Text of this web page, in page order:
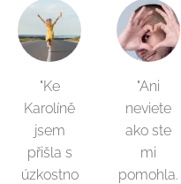
"Ke
Karolíně
jsem
přišla s
úzkostno
"Ani
neviete
ako ste
mi
pomohla.